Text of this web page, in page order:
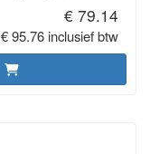
€ 79.14
€ 95.76 inclusief btw